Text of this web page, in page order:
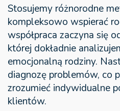
Stosujemy różnorodne
kompleksowo wspierać
współpraca zaczyna się
której dokładnie
emocjonalną rodziny.
diagnozę problemów, co
zrozumieć indywidualne
klientów.